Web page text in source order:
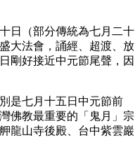
日（部分傳統為七月二十
大法會，誦經、超渡、放
剛好接近中元節尾聲，因
是七月十五日中元節前
佛教最重要的「鬼月」宗
龍山寺後殿、台中紫雲巖